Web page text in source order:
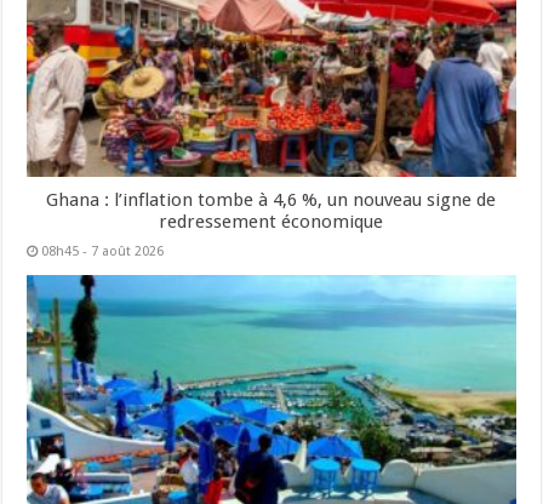
Ghana : l’inflation tombe à 4,6 %, un nouveau signe de
redressement économique
08h45 - 7 août 2026